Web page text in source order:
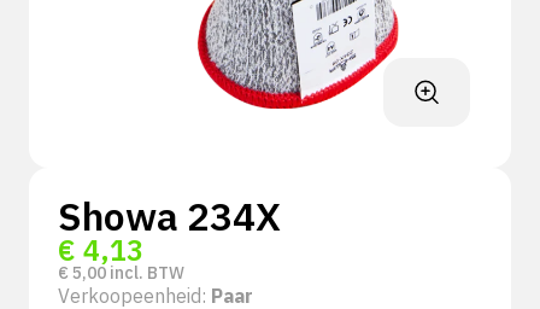
Showa 234X
€ 4,13
€ 5,00 incl. BTW
Verkoopeenheid: Paar